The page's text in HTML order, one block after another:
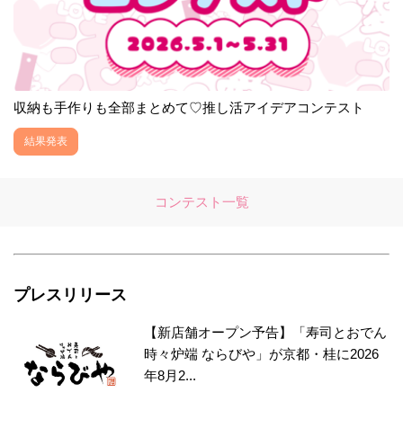
収納も手作りも全部まとめて♡推し活アイデアコンテスト
結果発表
コンテスト一覧
プレスリリース
【新店舗オープン予告】「寿司とおでん
時々炉端 ならびや」が京都・桂に2026
年8月2...